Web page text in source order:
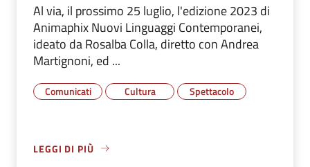
Al via, il prossimo 25 luglio, l'edizione 2023 di
Animaphix Nuovi Linguaggi Contemporanei,
ideato da Rosalba Colla, diretto con Andrea
Martignoni, ed ...
Comunicati Cultura Spettacolo
LEGGI DI PIÙ